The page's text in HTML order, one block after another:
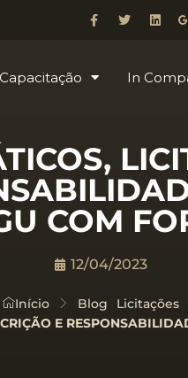
Capacitação In
COM
12/04/2023
Início Blog
Licitações
E